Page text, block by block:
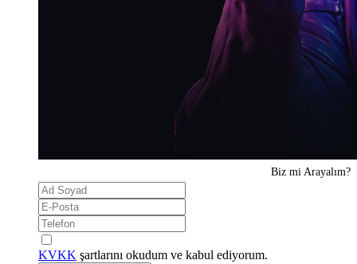
Biz mi Arayalım?
KVKK şartlarını okudum ve kabul ediyorum.